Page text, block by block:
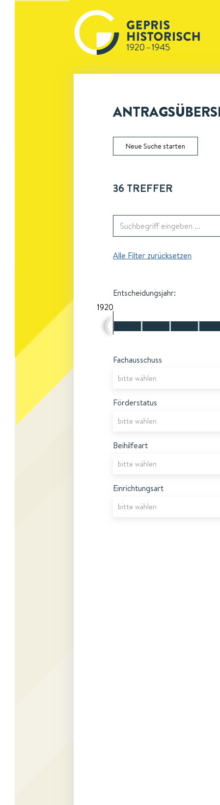
Neue Suche starten
36 TREFFER
Alle Filter zurücksetzen
Entscheidungsjahr:
1920
Fachausschuss
Förderstatus
Beihilfeart
Einrichtungsart